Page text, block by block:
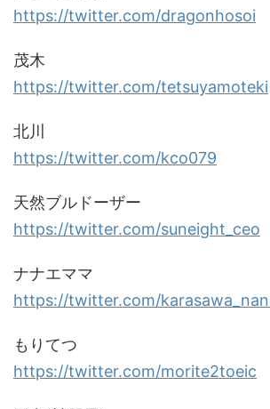
https://twitter.com/dragonhosoi
茂木
https://twitter.com/tetsuyamoteki
北川
https://twitter.com/kco079
天然ブルドーザー
https://twitter.com/suneight_ceo
ナナエママ
https://twitter.com/
もりてつ
https://twitter.com/morite2toeic